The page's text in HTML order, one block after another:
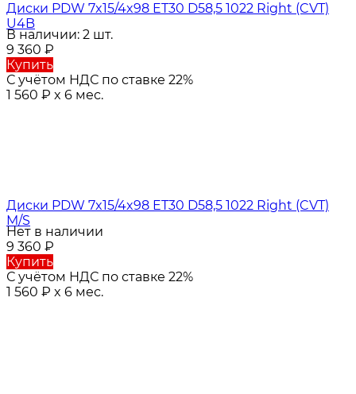
Диски PDW 7x15/4x98 ET30 D58,5 1022 Right (CVT)
U4B
В наличии: 2 шт.
9 360 ₽
Купить
С учётом НДС по ставке 22%
1 560 ₽ x 6 мес.
Диски PDW 7x15/4x98 ET30 D58,5 1022 Right (CVT)
M/S
Нет в наличии
9 360 ₽
Купить
С учётом НДС по ставке 22%
1 560 ₽ x 6 мес.